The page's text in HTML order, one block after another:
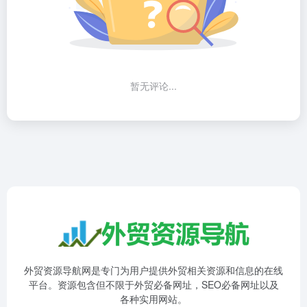
暂无评论...
外贸资源导航网是专门为用户提供外贸相关资源和信息的在线
平台。资源包含但不限于外贸必备网址，SEO必备网址以及
各种实用网站。